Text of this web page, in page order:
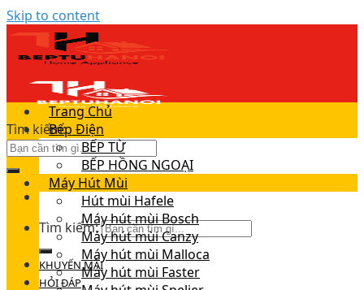
Skip to content
Tìm kiếm:
Tìm kiếm:
KHUYẾN MÃI
HỎI ĐÁP
Trang Chủ
Bếp Điện
BẾP TỪ
BẾP HỒNG NGOẠI
Máy Hút Mùi
Hút mùi Hafele
Máy hút mùi Bosch
Máy hút mùi Canzy
Máy hút mùi Malloca
Máy hút mùi Faster